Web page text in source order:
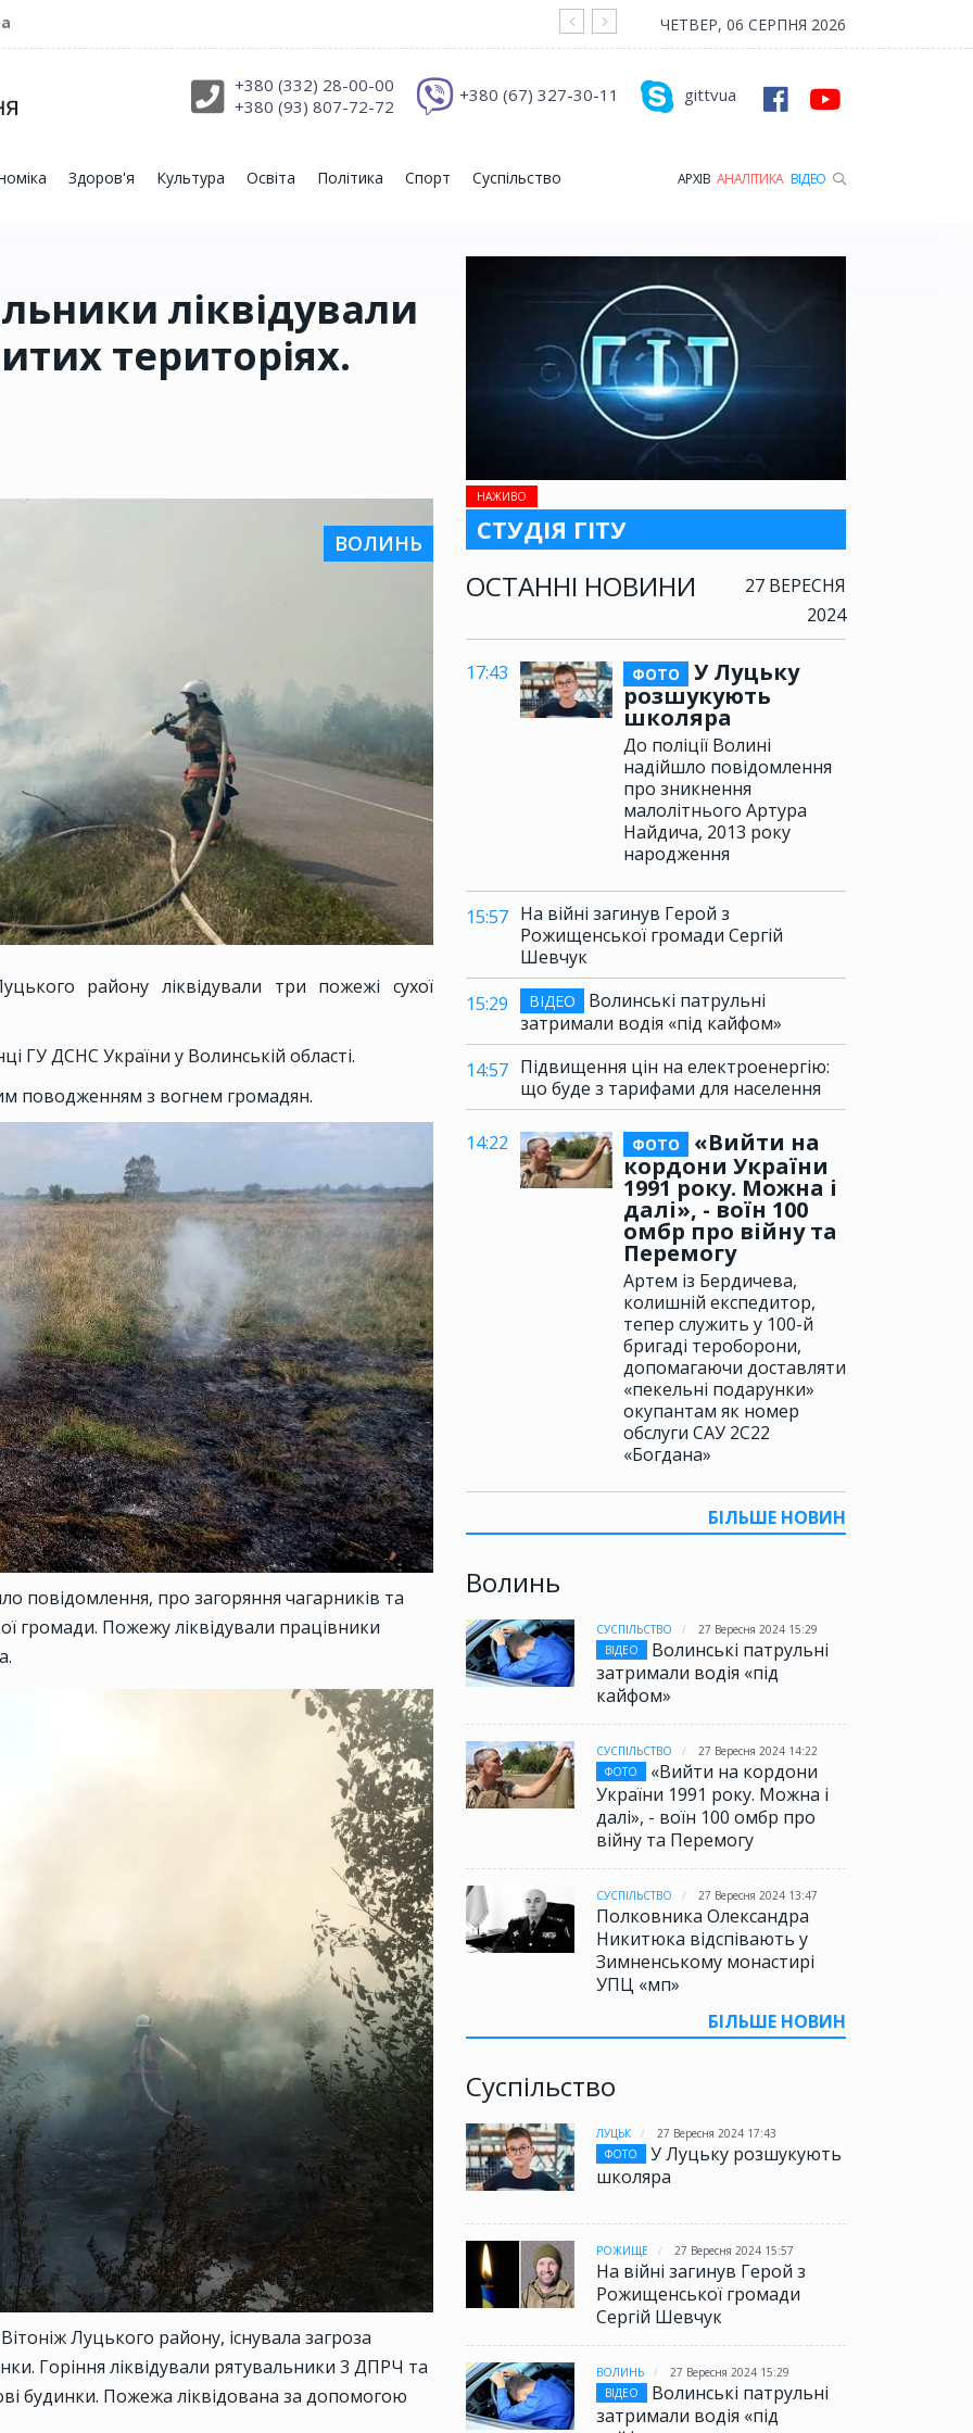
На війні загинув Герой з Рожищенської
ЧЕТВЕР, 06 СЕРПНЯ 2026
gittvua
+380 (67) 327-30-11
+380 (332) 28-00-00
+380 (93) 807-72-72
Здоров'я Культура Освіта Політика Спорт Суспільство АРХІВ АНАЛІТИКА ВІДЕО
НАЖИВО
СТУДІЯ ГІТУ
ОСТАННІ НОВИНИ
27 ВЕРЕСНЯ
2024
17:43 ФОТО
У Луцьку
розшукують
школяра
До поліції Волині
надійшло повідомлення
про зникнення
малолітнього Артура
Найдича, 2013 року
народження
15:57 На війні загинув Герой з
Рожищенської громади Сергій
Шевчук
15:29
ВІДЕО
Волинські патрульні
затримали водія «під кайфом»
14:57 Підвищення цін на електроенергію:
що буде з тарифами для населення
14:22 ФОТО
«Вийти на
кордони України
1991 року. Можна і
далі», - воїн 100
омбр про війну та
Перемогу
Артем із Бердичева,
колишній експедитор,
тепер служить у 100-й
бригаді тероборони,
допомагаючи доставляти
«пекельні подарунки»
окупантам як номер
обслуги САУ 2С22
«Богдана»
БІЛЬШЕ НОВИН
Волинь
СУСПІЛЬСТВО
27 Вересня 2024 15:29
ВІДЕО
Волинські патрульні
затримали водія «під
кайфом»
СУСПІЛЬСТВО
27 Вересня 2024 14:22
ФОТО
«Вийти на кордони
України 1991 року. Можна і
далі», - воїн 100 омбр про
війну та Перемогу
СУСПІЛЬСТВО 27 Вересня 2024 13:47
Полковника Олександра
Никитюка відспівають у
Зимненському монастирі
УПЦ «мп»
БІЛЬШЕ НОВИН
Суспільство
ЛУЦЬК
27 Вересня 2024 17:43
ФОТО
У Луцьку розшукують
школяра
РОЖИЩЕ 27 Вересня 2024 15:57
На війні загинув Герой з
Рожищенської громади
Сергій Шевчук
ВОЛИНЬ
27 Вересня 2024 15:29
ВІДЕО
Волинські патрульні
затримали водія «під
ліквідували
територіях.
ВОЛИНЬ
району ліквідували три пожежі сухої
ГУ ДСНС України у Волинській області.
поводженням з вогнем громадян.
повідомлення, про загоряння чагарників та
громади. Пожежу ліквідували працівники
Луцького району, існувала загроза
Горіння ліквідували рятувальники 3 ДПРЧ та
будинки. Пожежа ліквідована за допомогою